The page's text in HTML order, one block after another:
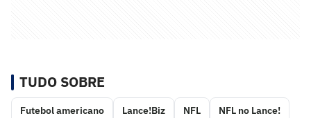
TUDO SOBRE
Futebol americano Lance!Biz NFL NFL no Lance!